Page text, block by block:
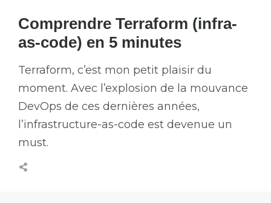
Comprendre Terraform (infra-
as-code) en 5 minutes
Terraform, c’est mon petit plaisir du
moment. Avec l’explosion de la mouvance
DevOps de ces dernières années,
l’infrastructure-as-code est devenue un
must.